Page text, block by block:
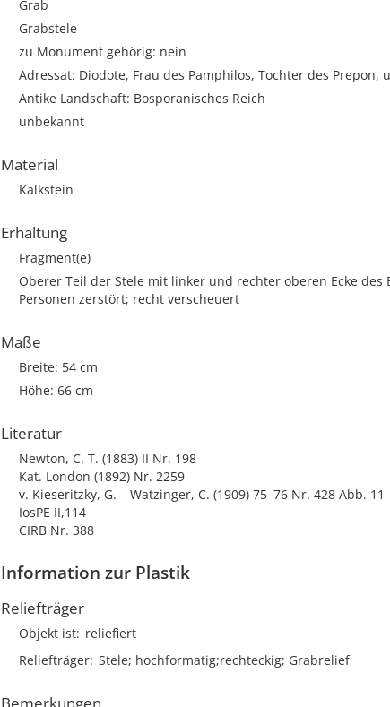
Grab
Grabstele
zu Monument gehörig: nein
Adressat: Diodote, Frau des Pamphilos, Tochter des
Antike Landschaft: Bosporanisches Reich
unbekannt
Material
Kalkstein
Erhaltung
Fragment(e)
Oberer Teil der Stele mit linker und rechter oberen Ecke
Personen zerstört; recht verscheuert
Maße
Breite: 54 cm
Höhe: 66 cm
Literatur
Newton, C. T. (1883) II Nr. 198
Kat. London (1892) Nr. 2259
v. Kieseritzky, G. – Watzinger, C. (1909) 75–76 Nr. 428 Abb. 11
IosPE II,114
CIRB Nr. 388
Information zur Plastik
Reliefträger
Objekt ist reliefiert
Reliefträger Stele; hochformatig;rechteckig; Grabrelief